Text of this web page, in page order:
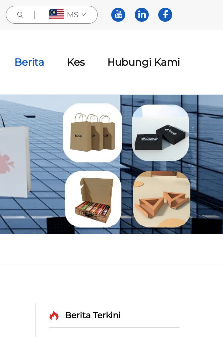
MS
Berita Kes Hubungi Kami
Berita Terkini